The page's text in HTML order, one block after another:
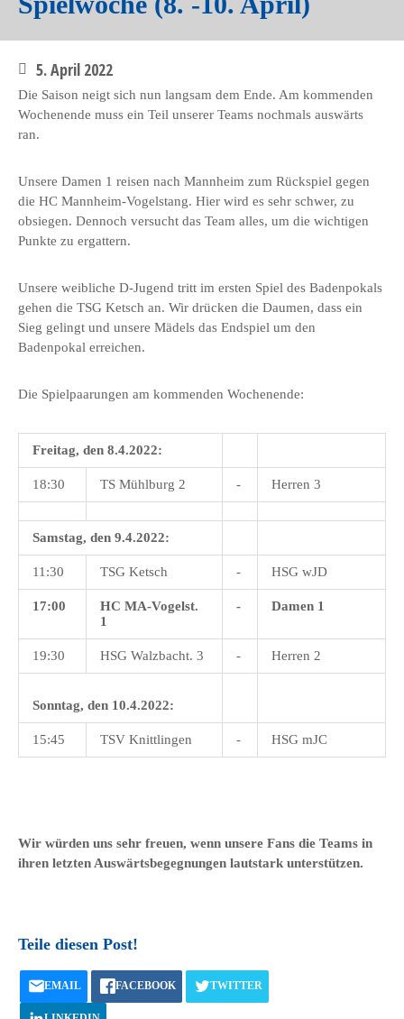
5. April 2022
Die Saison neigt sich nun langsam dem Ende. Am kommenden
Wochenende muss ein Teil unserer Teams nochmals auswärts
ran.
Unsere Damen 1 reisen nach Mannheim zum Rückspiel gegen
die HC Mannheim-Vogelstang. Hier wird es sehr schwer, zu
obsiegen. Dennoch versucht das Team alles, um die wichtigen
Punkte zu ergattern.
Unsere weibliche D-Jugend tritt im ersten Spiel des Badenpokals
gehen die TSG Ketsch an. Wir drücken die Daumen, dass ein
Sieg gelingt und unsere Mädels das Endspiel um den
Badenpokal erreichen.
Die Spielpaarungen am kommenden Wochenende:
Freitag, den 8.4.2022:
18:30 TS Mühlburg 2 - Herren 3
Samstag, den 9.4.2022:
11:30 TSG Ketsch - HSG wJD
17:00
HC MA-Vogelst.
1
- Damen 1
19:30 HSG Walzbacht. 3 - Herren 2
Sonntag, den 10.4.2022:
15:45 TSV Knittlingen - HSG mJC
Wir würden uns sehr freuen, wenn unsere Fans die Teams in
ihren letzten Auswärtsbegegnungen lautstark unterstützen.
Teile diesen Post!
EMAIL FACEBOOK TWITTER